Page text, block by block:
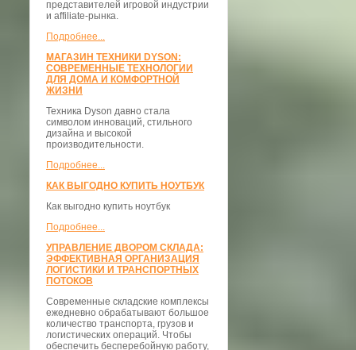
представителей игровой индустрии
и affiliate-рынка.
Подробнее...
МАГАЗИН ТЕХНИКИ DYSON:
СОВРЕМЕННЫЕ ТЕХНОЛОГИИ
ДЛЯ ДОМА И КОМФОРТНОЙ
ЖИЗНИ
Техника Dyson давно стала
символом инноваций, стильного
дизайна и высокой
производительности.
Подробнее...
КАК ВЫГОДНО КУПИТЬ НОУТБУК
Как выгодно купить ноутбук
Подробнее...
УПРАВЛЕНИЕ ДВОРОМ СКЛАДА:
ЭФФЕКТИВНАЯ ОРГАНИЗАЦИЯ
ЛОГИСТИКИ И ТРАНСПОРТНЫХ
ПОТОКОВ
Современные складские комплексы
ежедневно обрабатывают большое
количество транспорта, грузов и
логистических операций. Чтобы
обеспечить бесперебойную работу,